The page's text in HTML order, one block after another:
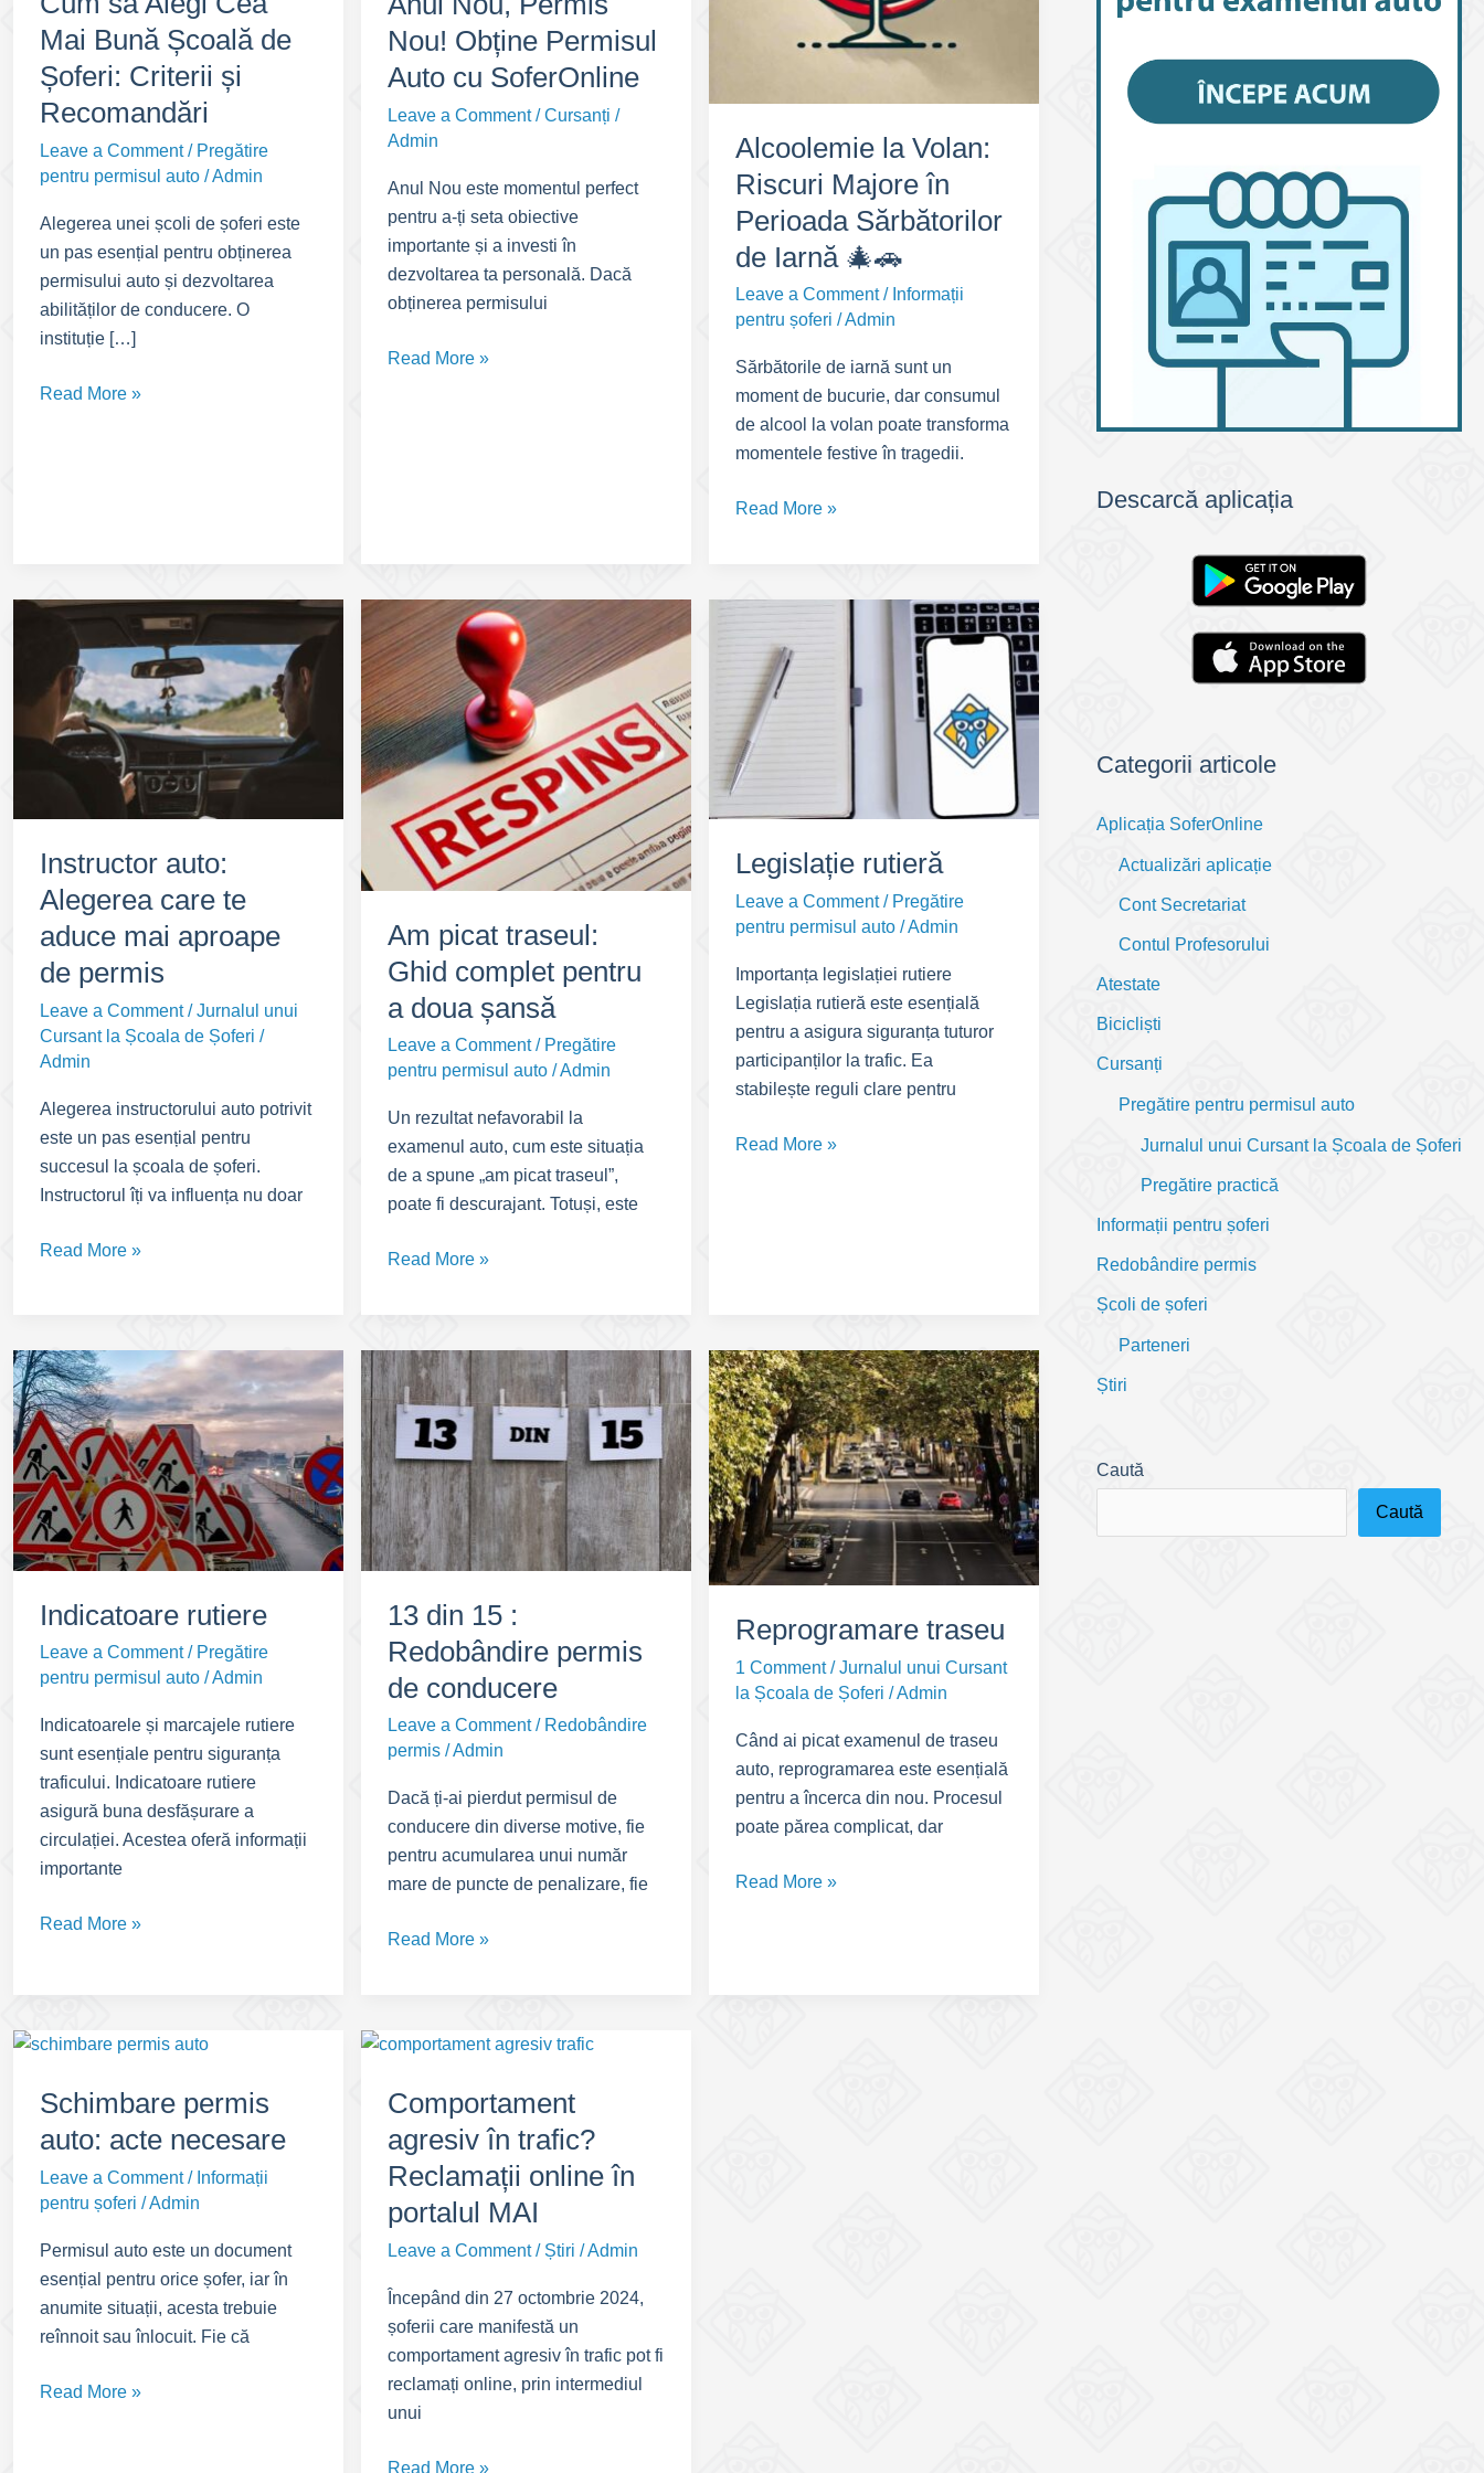
Mai Bună Școală de
Șoferi: Criterii și
Recomandări
Leave a Comment / Pregătire
pentru permisul auto /Admin
Alegerea unei școli de șoferi este
un pas esențial pentru obținerea
permisului auto și dezvoltarea
abilităților de conducere. O
instituție […]
Cum
Șoferi:
Criterii
Recomandări
Read More »
Nou! Obține Permisul
Auto cu SoferOnline
Leave a Comment /Cursanți /
Admin
Anul Nou este momentul perfect
pentru a-ți seta obiective
importante și a investi în
dezvoltarea ta personală. Dacă
obținerea permisului
Anul
Read More »
Alcoolemie la Volan:
Riscuri Majore în
Perioada Sărbătorilor
de Iarnă 🎄🚗
Leave a Comment / Informații
pentru șoferi /Admin
Sărbătorile de iarnă sunt un
moment de bucurie, dar consumul
de alcool la volan poate transforma
momentele festive în tragedii.
Alcoolemie
Perioada
Sărbătorilor
de
Iarnă
🎄
🚗
Read More »
Instructor auto:
Alegerea care te
aduce mai aproape
de permis
Leave a Comment /Jurnalul unui
Cursant la Școala de Șoferi /
Admin
Alegerea instructorului auto potrivit
este un pas esențial pentru
succesul la școala de șoferi.
Instructorul îți va influența nu doar
Instructor
te
aduce
mai
aproape
de
permis
Read More »
Am picat traseul:
Ghid complet pentru
a doua șansă
Leave a Comment / Pregătire
pentru permisul auto/Admin
Un rezultat nefavorabil la
examenul auto, cum este situația
de a spune „am picat traseul”,
poate fi descurajant. Totuși, este
Am
traseul:
complet
pentru
a
doua
șansă
Read More »
Legislație rutieră
Leave a Comment / Pregătire
pentru permisul auto/Admin
Importanța legislației rutiere
Legislația rutieră este esențială
pentru a asigura siguranța tuturor
participanților la trafic. Ea
stabilește reguli clare pentru
Legislație
Read More »
Indicatoare rutiere
Leave a Comment / Pregătire
pentru permisul auto /Admin
Indicatoarele și marcajele rutiere
sunt esențiale pentru siguranța
traficului. Indicatoare rutiere
asigură buna desfășurare a
circulației. Acestea oferă informații
importante
Indicatoare
Read More »
13 din 15 :
Redobândire permis
de conducere
Leave a Comment / Redobândire
permis/Admin
Dacă ți-ai pierdut permisul de
conducere din diverse motive, fie
pentru acumularea unui număr
mare de puncte de penalizare, fie
13
Redobândire
de
conducere
Read More »
Reprogramare traseu
1 Comment /Jurnalul unui Cursant
la Școala de Șoferi /Admin
Când ai picat examenul de traseu
auto, reprogramarea este esențială
pentru a încerca din nou. Procesul
poate părea complicat, dar
Reprogramare
Read More »
Schimbare permis
auto: acte necesare
Leave a Comment / Informații
pentru șoferi /Admin
Permisul auto este un document
esențial pentru orice șofer, iar în
anumite situații, acesta trebuie
reînnoit sau înlocuit. Fie că
Schimbare
Read More »
Comportament
agresiv în trafic?
Reclamații online în
portalul MAI
Leave a Comment / Știri /Admin
Începând din 27 octombrie 2024,
șoferii care manifestă un
comportament agresiv în trafic pot fi
reclamați online, prin intermediul
unui
Comportament
Read More »
Descarcă aplicația
Categorii articole
Aplicația SoferOnline
Actualizări aplicație
Cont Secretariat
Contul Profesorului
Atestate
Bicicliști
Cursanți
Pregătire pentru permisul auto
Jurnalul unui Cursant la Școala de Șoferi
Pregătire practică
Informații pentru șoferi
Redobândire permis
Școli de șoferi
Parteneri
Știri
Caută
Caută